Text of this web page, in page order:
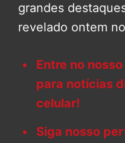
grandes
revelado ontem
Entre no
para notícias
celular!
Siga nosso